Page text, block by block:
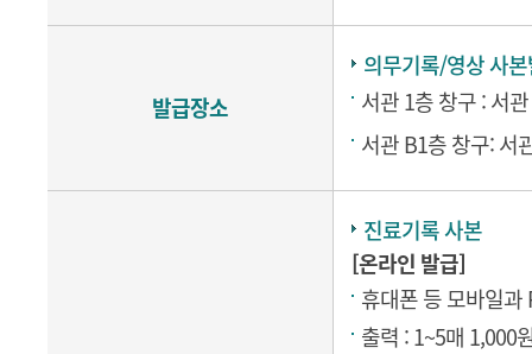
발급장소
의무기록/영상 사
서관 1층 창구 : 서
서관 B1층 창구: 서
진료기록 사본
[온라인 발급]
휴대폰 등 모바일과
출력 : 1~5매 1,000